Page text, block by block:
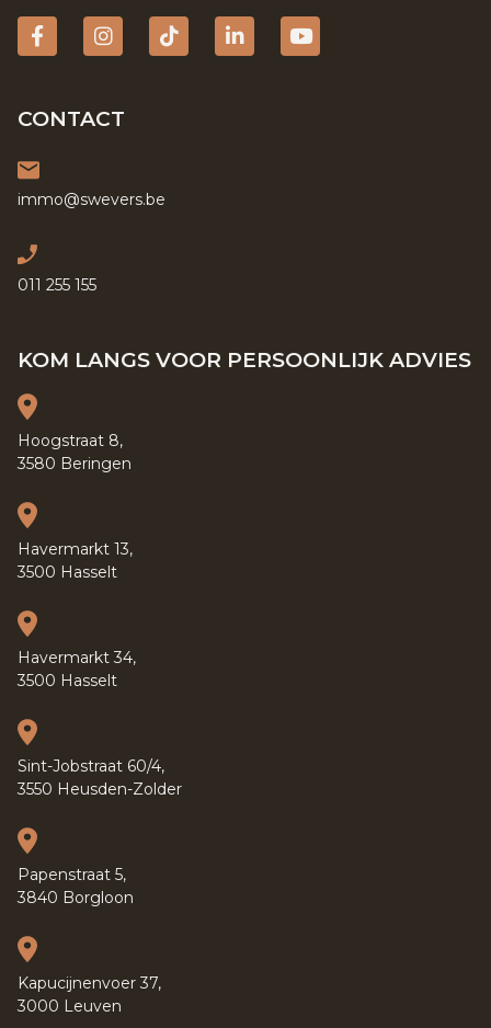
FacebookInstagram
tiktokLinkedinYouTube
CONTACT
immo@swevers.be
011 255 155
KOM LANGS VOOR PERSOONLIJK ADVIES
Hoogstraat 8,
3580 Beringen
Havermarkt 13,
3500 Hasselt
Havermarkt 34,
3500 Hasselt
Sint-Jobstraat 60/4,
3550 Heusden-Zolder
Papenstraat 5,
3840 Borgloon
Kapucijnenvoer 37,
3000 Leuven